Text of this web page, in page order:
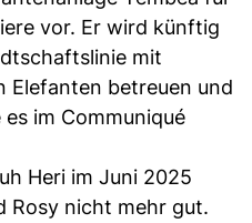
vor. Er wird künftig
mit
Elefanten betreuen und
im Communiqué
Heri im Juni 2025
Rosy nicht mehr gut.